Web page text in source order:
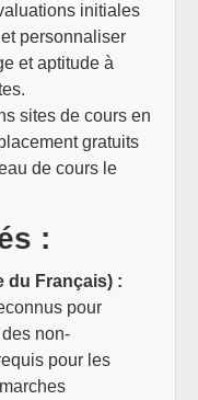
initiales
personnaliser
et aptitude à
sites de cours en
gratuits
de cours le
:
du Français) :
pour
non-
pour les